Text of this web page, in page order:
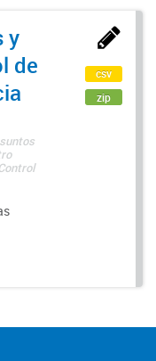
y
de
csv
zip